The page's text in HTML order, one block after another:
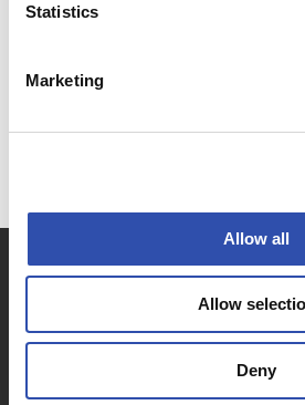
Statistics
Marketing
Allow all
Allow
Deny